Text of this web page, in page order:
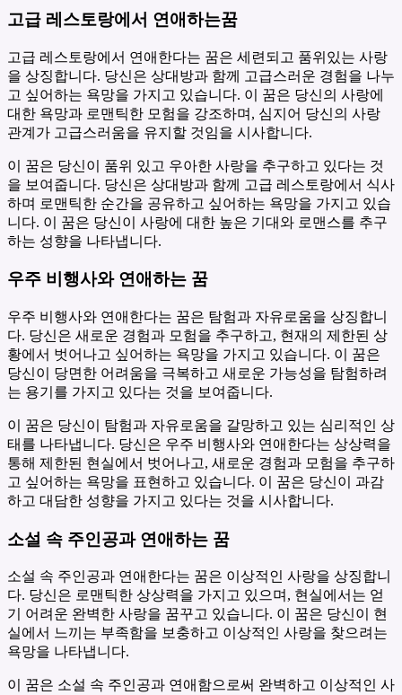
고급 레스토랑에서 연애하는꿈
고급 레스토랑에서 연애한다는 꿈은 세련되고 품위있는 사랑
을 상징합니다. 당신은 상대방과 함께 고급스러운 경험을 나누
고 싶어하는 욕망을 가지고 있습니다. 이 꿈은 당신의 사랑에
대한 욕망과 로맨틱한 모험을 강조하며, 심지어 당신의 사랑
관계가 고급스러움을 유지할 것임을 시사합니다.
이 꿈은 당신이 품위 있고 우아한 사랑을 추구하고 있다는 것
을 보여줍니다. 당신은 상대방과 함께 고급 레스토랑에서 식사
하며 로맨틱한 순간을 공유하고 싶어하는 욕망을 가지고 있습
니다. 이 꿈은 당신이 사랑에 대한 높은 기대와 로맨스를 추구
하는 성향을 나타냅니다.
우주 비행사와 연애하는 꿈
우주 비행사와 연애한다는 꿈은 탐험과 자유로움을 상징합니
다. 당신은 새로운 경험과 모험을 추구하고, 현재의 제한된 상
황에서 벗어나고 싶어하는 욕망을 가지고 있습니다. 이 꿈은
당신이 당면한 어려움을 극복하고 새로운 가능성을 탐험하려
는 용기를 가지고 있다는 것을 보여줍니다.
이 꿈은 당신이 탐험과 자유로움을 갈망하고 있는 심리적인 상
태를 나타냅니다. 당신은 우주 비행사와 연애한다는 상상력을
통해 제한된 현실에서 벗어나고, 새로운 경험과 모험을 추구하
고 싶어하는 욕망을 표현하고 있습니다. 이 꿈은 당신이 과감
하고 대담한 성향을 가지고 있다는 것을 시사합니다.
소설 속 주인공과 연애하는 꿈
소설 속 주인공과 연애한다는 꿈은 이상적인 사랑을 상징합니
다. 당신은 로맨틱한 상상력을 가지고 있으며, 현실에서는 얻
기 어려운 완벽한 사랑을 꿈꾸고 있습니다. 이 꿈은 당신이 현
실에서 느끼는 부족함을 보충하고 이상적인 사랑을 찾으려는
욕망을 나타냅니다.
이 꿈은 소설 속 주인공과 연애함으로써 완벽하고 이상적인 사